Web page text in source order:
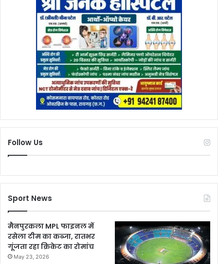
Follow Us
Sport News
मैनपुरकला MPL फाइनल में
रसेला टीम का कब्जा, रातभर
गूंजता रहा क्रिकेट का रोमांच
May 23, 2026